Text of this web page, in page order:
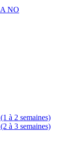
à 2 semaines)
à 3 semaines)